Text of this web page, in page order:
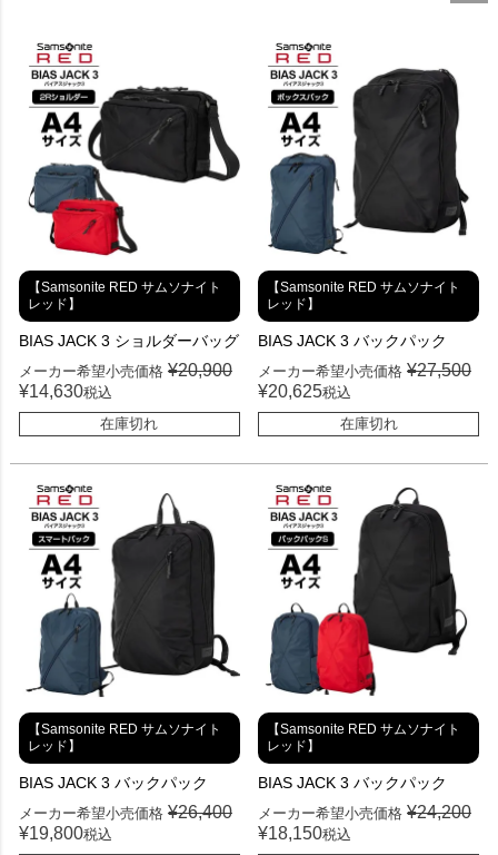
【Samsonite RED サムソナイト
レッド】
BIAS JACK 3 ショルダーバッグ
メーカー希望小売価格 ¥20,900
¥14,630税込
在庫切れ
【Samsonite RED サムソナイト
レッド】
BIAS JACK 3 バックパック
メーカー希望小売価格 ¥27,500
¥20,625税込
在庫切れ
【Samsonite RED サムソナイト
レッド】
BIAS JACK 3 バックパック
メーカー希望小売価格 ¥26,400
¥19,800税込
【Samsonite RED サムソナイト
レッド】
BIAS JACK 3 バックパック
メーカー希望小売価格 ¥24,200
¥18,150税込